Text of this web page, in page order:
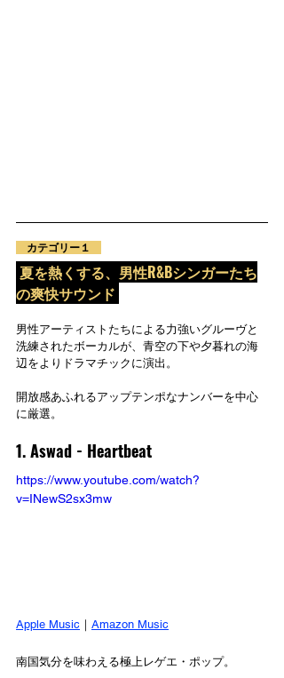
カテゴリー１
の爽快サウンド
男性アーティストたちによる力強いグルーヴと
洗練されたボーカルが、青空の下や夕暮れの海
辺をよりドラマチックに演出。
開放感あふれるアップテンポなナンバーを中心
に厳選。
1. Aswad - Heartbeat
https://www.youtube.com/watch?
v=INewS2sx3mw
Apple Music ｜ Amazon Music
南国気分を味わえる極上レゲエ・ポップ。